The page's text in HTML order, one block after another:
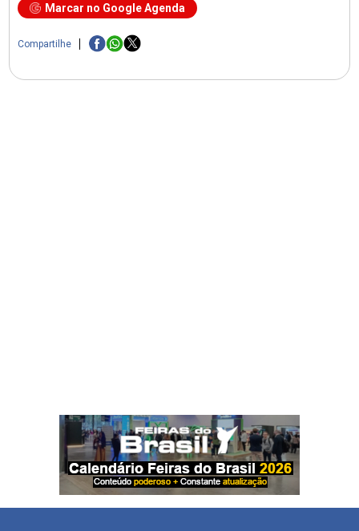
Marcar no Google Agenda
Compartilhe